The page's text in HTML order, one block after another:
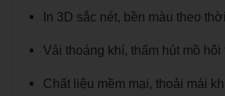
In 3D sắc nét, bền màu theo
Vải thoáng khí, thấm hút mồ hôi
Chất liệu mềm mại, thoải mái